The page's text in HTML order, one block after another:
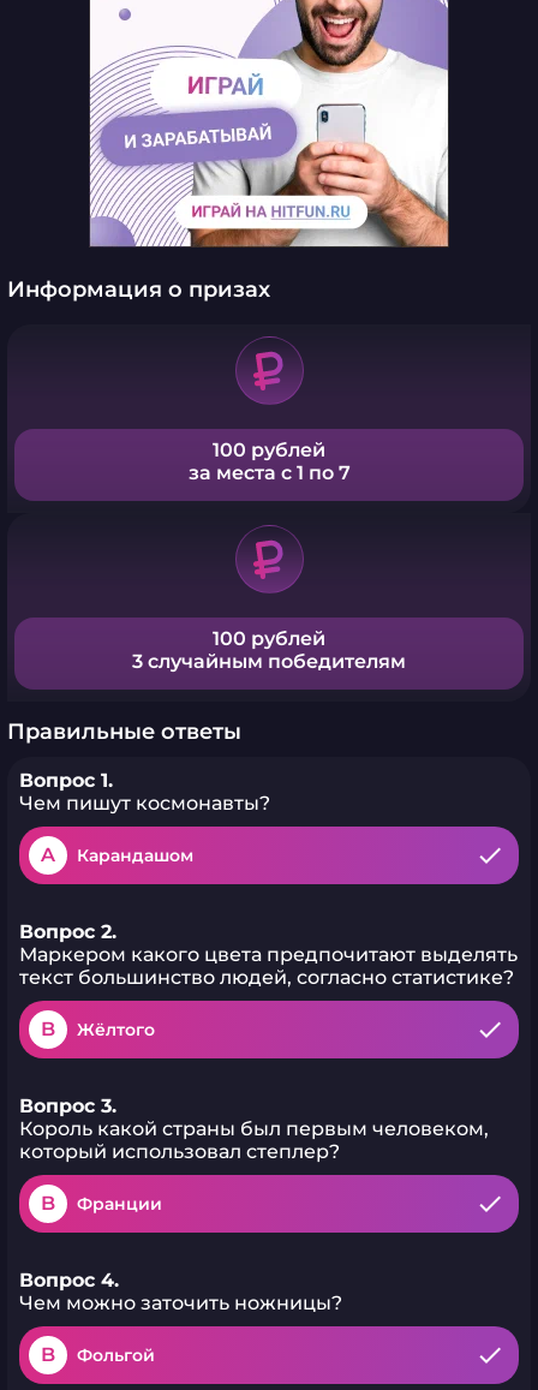
Информация о призах
100 рублей
за места с 1 по 7
100 рублей
3 случайным победителям
Правильные ответы
Вопрос 1.
Чем пишут космонавты?
A Карандашом
Вопрос 2.
Маркером какого цвета предпочитают выделять
текст большинство людей, согласно статистике?
B Жёлтого
Вопрос 3.
Король какой страны был первым человеком,
который использовал степлер?
B Франции
Вопрос 4.
Чем можно заточить ножницы?
B Фольгой